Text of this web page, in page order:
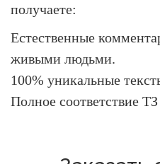
получаете:
Естественные
живыми людьми.
100% уникальные
Полное соответствие ТЗ